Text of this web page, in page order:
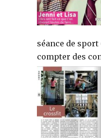
séance de
compter des